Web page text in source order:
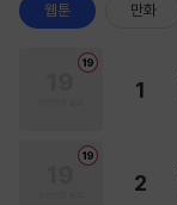
웹툰 만화
1
2